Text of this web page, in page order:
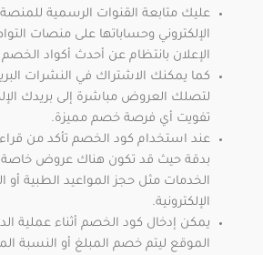
عليك متابعة القنوات الرسمية
الإلكتروني وحساباتها على منصات
الإعلان بانتظام عن أحدث أكواد
كما يمكنك الاشتراك في النشرات
لتصلك العروض مباشرة إلى بريدك
تفويت أي فرصة خصم مميزة.
عند استخدام كود الخصم تأكد من
بدقة حيث قد تكون هناك عروض خاصة
الخدمات مثل حجز المواعيد الطبية
الإلكترونية.
يمكن إدخال كود الخصم أثناء عملية
الموقع ليتم خصم المبلغ أو النسبة